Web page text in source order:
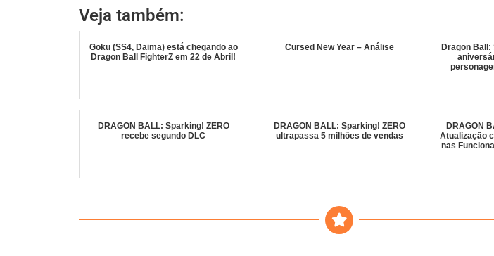
Veja também:
Goku (SS4, Daima) está chegando ao
Dragon Ball FighterZ em 22 de Abril!
Cursed New Year – Análise
Dragon Ball:
DRAGON BALL: Sparking! ZERO
recebe segundo DLC
DRAGON BALL: Sparking! ZERO
ultrapassa 5 milhões de vendas
DRAGON
Atualização
nas